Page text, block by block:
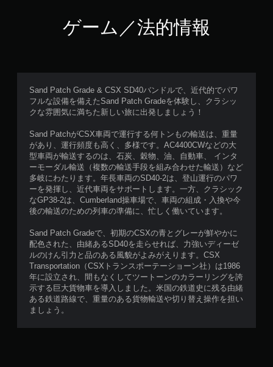
ゲーム／法的情報
Sand Patch Grade & CSX SD40バンドルで、近代的でパワ
フルな設備を備えたSand Patch Gradeを体験し、クラシッ
クな雰囲気に満ちた新しい旅に出発しましょう！
Sand PatchがCSX車両で運行する何トンもの輸送は、重量
があり、運行頻度も高く、多様です。AC4400CWなどの大
型車両が輸送するのは、石炭、穀物、油、自動車、 インタ
ーモーダル輸送（複数の輸送手段を組み合わせた輸送）など
多岐にわたります。年長車両のSD40-2は、登山運行のパワ
ーを発揮し、近代車両をサポートします。一方、クラシック
なGP38-2は、Cumberland操車場で、車両の組成・入換や今
後の輸送のための列車の準備に、忙しく働いています。
Sand Patch Gradeで、初期のCSXの青とグレーが鮮やかに
配色された、由緒あるSD40を走らせれば、力強いディーゼ
ルのけん引力と品のある風貌がよみがえります。CSX
Transportation（CSXトランスポーテーショーン社）は1986
年に設立され、間もなくしてツートーンのカラーリングを誇
示する巨大貨物車を導入しました。米国の鉄道史に残る由緒
ある鉄道路線で、重量のある貨物輸送や切り替え操作を担い
ましょう。